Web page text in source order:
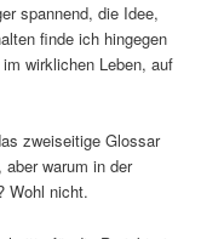
spannend, die Idee,
finde ich hingegen
wirklichen Leben, auf
zweiseitige Glossar
warum in der
Wohl nicht.